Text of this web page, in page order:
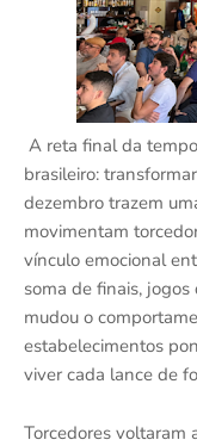
A reta final da
brasileiro:
dezembro trazem
movimentam
vínculo emocional
soma de finais,
mudou o
estabelecimentos
viver cada lance de
Torcedores voltaram